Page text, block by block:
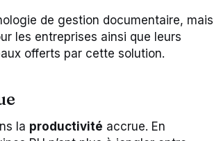
de gestion documentaire, mais
les entreprises ainsi que leurs
offerts par cette solution.
la productivité accrue. En